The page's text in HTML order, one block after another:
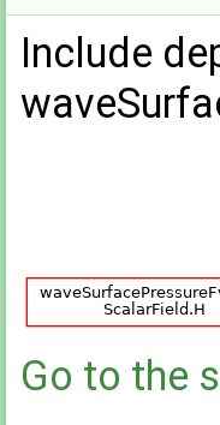
Include
Go to the